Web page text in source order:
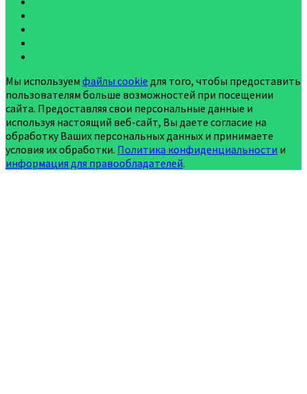
Мы используем файлы cookie для того, чтобы предоставить
пользователям больше возможностей при посещении
сайта. Предоставляя свои персональные данные и
используя настоящий веб-сайт, Вы даете согласие на
обработку Ваших персональных данных и принимаете
условия их обработки. Политика конфиденциальности и
информация для правообладателей.